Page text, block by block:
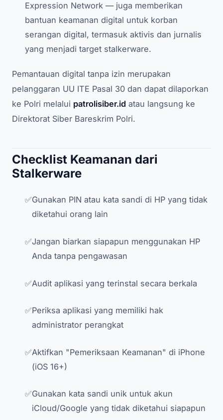
Expression Network — juga memberikan
bantuan keamanan digital untuk korban
serangan digital, termasuk aktivis dan jurnalis
yang menjadi target stalkerware.
Pemantauan digital tanpa izin merupakan
pelanggaran UU ITE Pasal 30 dan dapat dilaporkan
ke Polri melalui patrolisiber.id atau langsung ke
Direktorat Siber Bareskrim Polri.
Checklist Keamanan dari
Stalkerware
Gunakan PIN atau kata sandi di HP yang tidak
diketahui orang lain
Jangan biarkan siapapun menggunakan HP
Anda tanpa pengawasan
Audit aplikasi yang terinstal secara berkala
Periksa aplikasi yang memiliki hak
administrator perangkat
Aktifkan "Pemeriksaan Keamanan" di iPhone
(iOS 16+)
Gunakan kata sandi unik untuk akun
iCloud/Google yang tidak diketahui siapapun